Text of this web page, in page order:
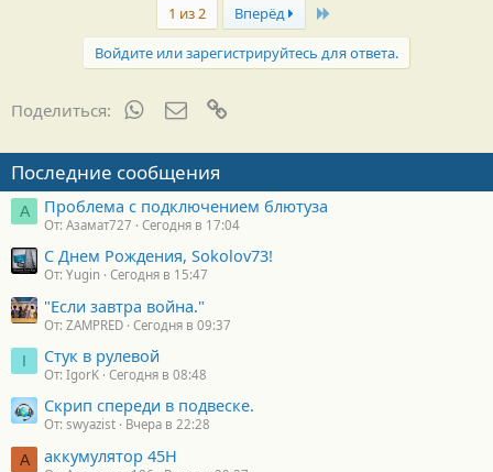
1 из 2 Вперёд Last
Войдите или зарегистрируйтесь для ответа.
Поделиться: WhatsAppЭлектронная почта
Последние сообщения
А Проблема с подключением блютуза
От: Азамат727 Сегодня в 17:04
С Днем Рождения, Sokolov73!
От: Yugin Сегодня в 15:47
"Если завтра война."
От: ZAMPRED Сегодня в 09:37
I Стук в рулевой
От: IgorK Сегодня в 08:48
Скрип спереди в подвеске.
От: swyazist Вчера в 22:28
А аккумулятор 45H